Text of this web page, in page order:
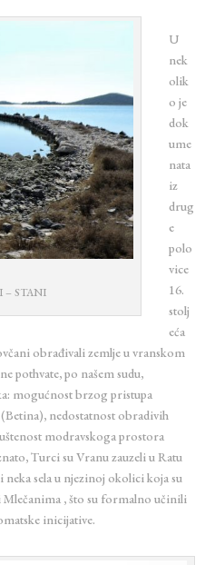
– STANI
U
nek
olik
o je
dok
ume
nata
iz
drug
e
polo
vice
16.
stolj
eća
obrađivali zemlje u vranskom
pothvate, po našem sudu,
mogućnost brzog pristupa
nedostatnost obradivih
modravskoga prostora
Turci su Vranu zauzeli u Ratu
neka sela u njezinoj okolici koja su
, što su formalno učinili
inicijative.